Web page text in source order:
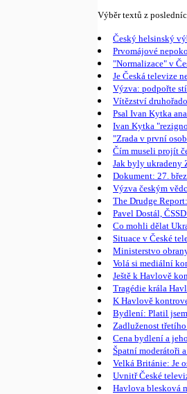
Výběr textů z
Český helsinský
Prvomájové
"Normalizace" v
Je Česká televize
Výzva: podpořte
Vítězství
Psal Ivan Kytka
Ivan Kytka
"Zrada v první
Čím museli projít
Jak byly ukradeny
Dokument: 27.
Výzva českým
The Drudge
Pavel Dostál,
Co mohli dělat
Situace v České
Ministerstvo
Volá si mediální
Ještě k Havlově
Tragédie krála
K Havlově
Bydlení: Platil
Zadluženost
Cena bydlení a
Špatní moderátoři
Velká Británie: Je
Uvnitř České
Havlova blesková